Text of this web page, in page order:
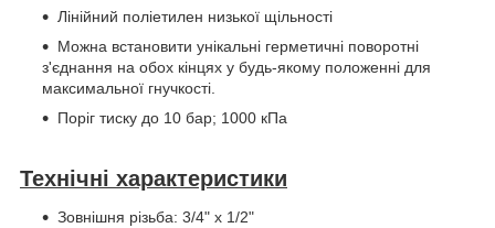
Лінійний поліетилен низької щільності
Можна встановити унікальні герметичні поворотні
з'єднання на обох кінцях у будь-якому положенні для
максимальної гнучкості.
Поріг тиску до 10 бар; 1000 кПа
Технічні характеристики
Зовнішня різьба: 3/4" х 1/2"